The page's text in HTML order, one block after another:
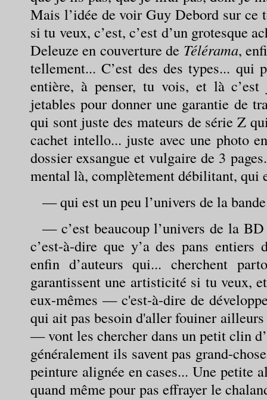
Mais l’idée de voir Guy Debord sur ce
si tu veux, c’est, c’est d’un grotesque
Deleuze en couverture de Télérama,
tellement... C’est des des types... qui
entière, à penser, tu vois, et là
jetables pour donner une garantie de
qui sont juste des mateurs de série Z
cachet intello... juste avec une photo
dossier exsangue et vulgaire de 3
mental là, complètement débilitant, qui
— qui est un peu l’univers de la
— c’est beaucoup l’univers de la
c’est-à-dire que y’a des pans
enfin d’auteurs qui... cherchent
garantissent une artisticité si tu veux,
eux-mêmes — c'est-à-dire de
qui ait pas besoin d'aller fouiner
— vont les chercher dans un petit clin
généralement ils savent pas grand-
peinture alignée en cases... Une petite
quand même pour pas effrayer le